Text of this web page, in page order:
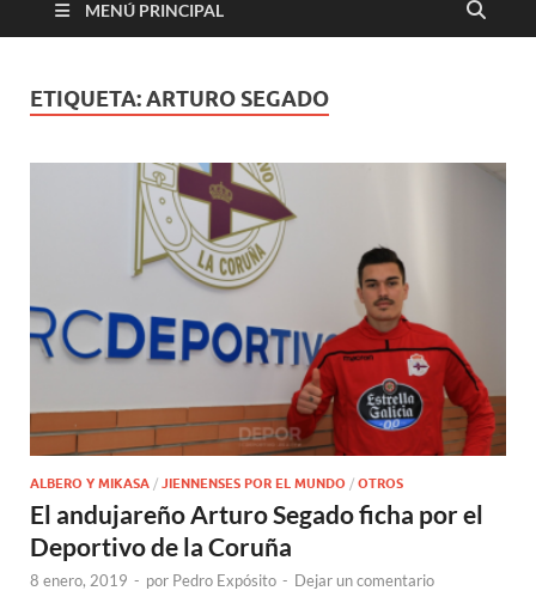
MENÚ PRINCIPAL
ETIQUETA:ARTURO SEGADO
ALBERO Y MIKASA / JIENNENSES POR EL MUNDO / OTROS
El andujareño Arturo Segado ficha por el
Deportivo de la Coruña
8 enero, 2019 - por Pedro Expósito - Dejar un comentario